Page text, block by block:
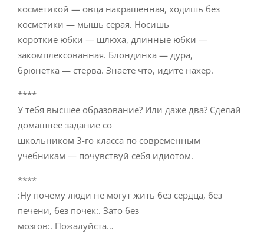
косметикой — овца накрашенная, ходишь без
косметики — мышь серая. Носишь
короткие юбки — шлюха, длинные юбки —
закомплексованная. Блондинка — дура,
брюнетка — стерва. Знаете что, идите нахер.
****
У тебя высшее образование? Или даже два? Сделай
домашнее задание со
школьником 3-го класса по современным
учебникам — почувствуй себя идиотом.
****
:Ну почему люди не могут жить без сердца, без
печени, без почек:. Зато без
мозгов:. Пожалуйста…